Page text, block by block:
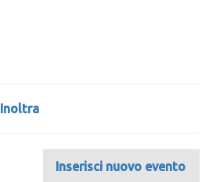
Inoltra
Inserisci nuovo evento